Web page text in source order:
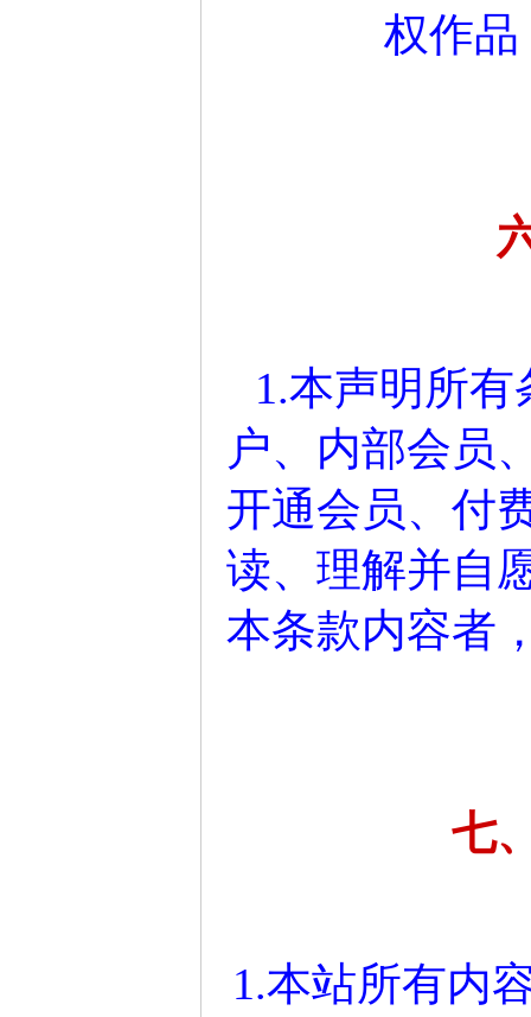
权作
1.本声明所
户、内部会员
开通会员、付
读、理解并自
本条款内容者
七
1.本站所有内